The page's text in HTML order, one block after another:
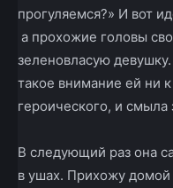
прогуляемся?» И вот
а прохожие головы
зеленовласую
такое внимание ей ни
героического, и смыла
В следующий раз она
в ушах. Прихожу домой